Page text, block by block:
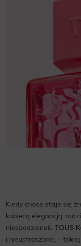
Kiedy chaos staje się
kobiecą elegancją,
niespodzianek. TOUS
i nieustraszonej –